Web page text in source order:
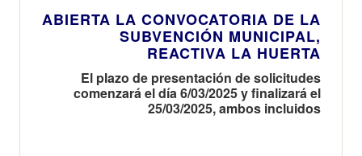
ABIERTA LA CONVOCATORIA DE LA
SUBVENCIÓN MUNICIPAL,
REACTIVA LA HUERTA
El plazo de presentación de solicitudes
comenzará el día 6/03/2025 y finalizará el
25/03/2025, ambos incluidos